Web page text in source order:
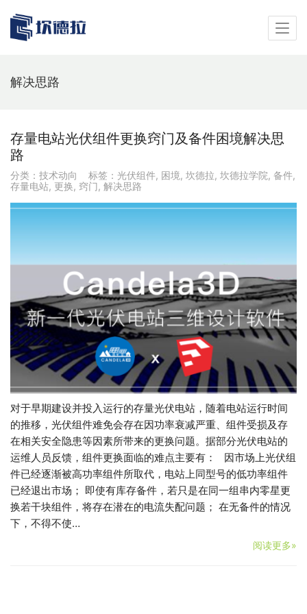
解决思路
存量电站光伏组件更换窍门及备件困境解决思
路
分类： 技术动向 标签： 光伏组件, 困境, 坎德拉, 坎德拉学院, 备件,
存量电站, 更换, 窍门, 解决思路
对于早期建设并投入运行的存量光伏电站，随着电站运行时间
的推移，光伏组件难免会存在因功率衰减严重、组件受损及存
在相关安全隐患等因素所带来的更换问题。据部分光伏电站的
运维人员反馈，组件更换面临的难点主要有： 因市场上光伏组
件已经逐渐被高功率组件所取代，电站上同型号的低功率组件
已经退出市场； 即使有库存备件，若只是在同一组串内零星更
换若干块组件，将存在潜在的电流失配问题； 在无备件的情况
下，不得不使…
阅读更多»